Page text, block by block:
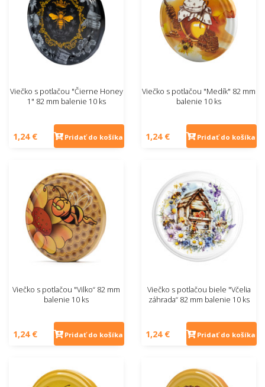
Viečko s potlačou "Čierne Honey
1" 82 mm balenie 10 ks
1,24 € Pridať do košíka
Viečko s potlačou "Medík" 82 mm
balenie 10 ks
1,24 € Pridať do košíka
Viečko s potlačou "Vilko“ 82 mm
balenie 10 ks
1,24 € Pridať do košíka
Viečko s potlačou biele "Včelia
záhrada“ 82 mm balenie 10 ks
1,24 € Pridať do košíka